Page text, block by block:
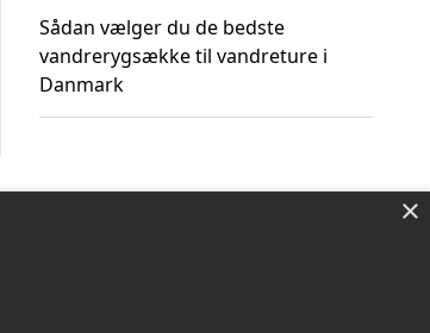
Sådan vælger du de bedste
vandrerygsække til vandreture i
Danmark
×